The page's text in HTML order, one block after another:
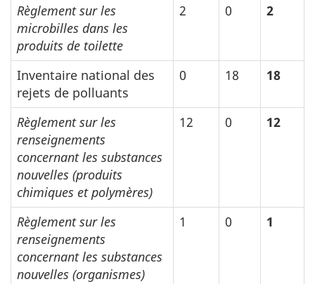
Règlement sur les
microbilles dans les
produits de toilette
2 0 2
Inventaire national des
rejets de polluants
0 18 18
Règlement sur les
renseignements
concernant les substances
nouvelles (produits
chimiques et polymères)
12 0 12
Règlement sur les
renseignements
concernant les substances
nouvelles (organismes)
1 0 1